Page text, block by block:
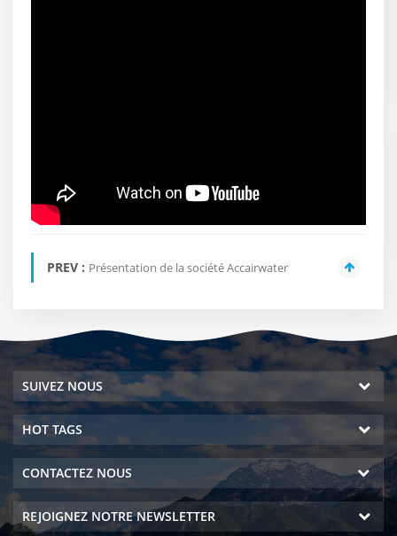
PREV : Présentation de la société Accairwater
SUIVEZ NOUS
HOT TAGS
CONTACTEZ NOUS
REJOIGNEZ NOTRE NEWSLETTER